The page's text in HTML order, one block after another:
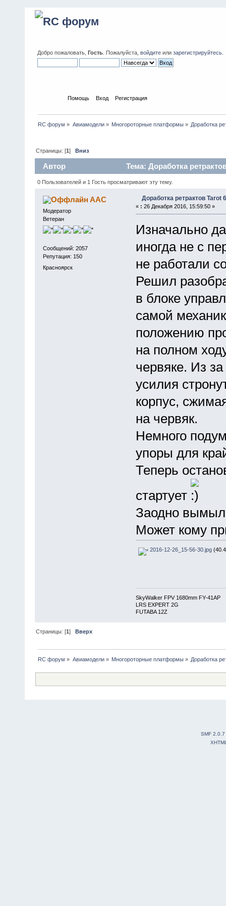
Добро пожаловать, Гость . Пожалуйста, войдите или зарегистрируйтесь
Помощь Вход Регистрация
RC форум » Авиамодели» Многороторные платформы» Доработка
Страницы: [1]Вниз
Автор Тема: Доработка
0 Пользователей и 1 Гость просматривают эту тему.
AAC
Модератор
Ветеран
Сообщений: 2057
Репутация: 150
Красноярск
Доработка ретрактов Tarot
« : 26 Декабря 2016, 15:59:50 »
Изначально
иногда не с
не работали
Решил
в блоке
самой
положению
на полном
червяке. Из
усилия
корпус,
на червяк.
Немного
упоры для
Теперь
стартует
Заодно вымыл
Может кому
2016-12-26_15-56-30.jpg
SkyWalker FPV 1680mm FY-41AP
LRS EXPERT 2G
FUTABA 12Z
Страницы: [1]Вверх
RC форум » Авиамодели» Многороторные платформы» Доработка
SMF 2.0.7